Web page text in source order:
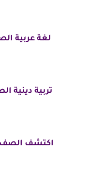
لغة عربية
تربية دينية
اكتشف الصف